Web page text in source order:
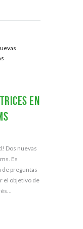
en
Dos nuevas
Es
preguntas
el objetivo de